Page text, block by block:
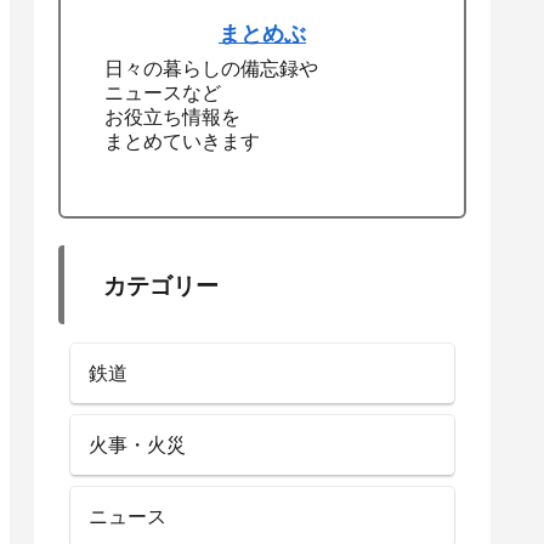
まとめぶ
日々の暮らしの備忘録や
ニュースなど
お役立ち情報を
まとめていきます
カテゴリー
鉄道
火事・火災
ニュース